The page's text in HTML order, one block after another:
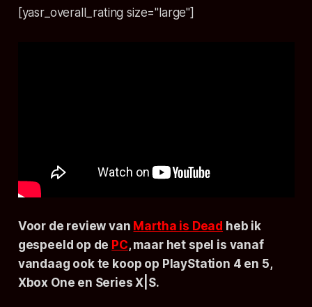
[yasr_overall_rating size="large"]
Voor de review van Martha is Dead heb ik
gespeeld op de PC, maar het spel is vanaf
vandaag ook te koop op PlayStation 4 en 5,
Xbox One en Series X|S.